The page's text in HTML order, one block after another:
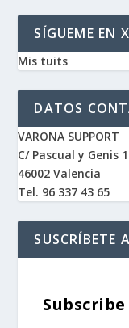
SÍGUEME EN X
Mis tuits
DATOS
VARONA SUPPORT
C/ Pascual y Genis
46002 Valencia
Tel. 96 337 43 65
SUSCRÍBETE
Subscribe